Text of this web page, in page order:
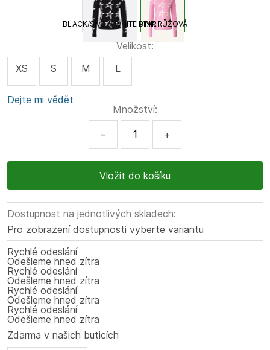
BLACK/SNOW WHITE STARPINK RŮŽOVÁ
Velikost:
XS
S M L
Dejte mi vědět
Množství:
- +
Dostupnost na jednotlivých skladech:
Pro zobrazení dostupnosti vyberte variantu
Rychlé odeslání
Odešleme hned zítra
Rychlé odeslání
Odešleme hned zítra
Rychlé odeslání
Odešleme hned zítra
Rychlé odeslání
Odešleme hned zítra
Zdarma v našich buticích